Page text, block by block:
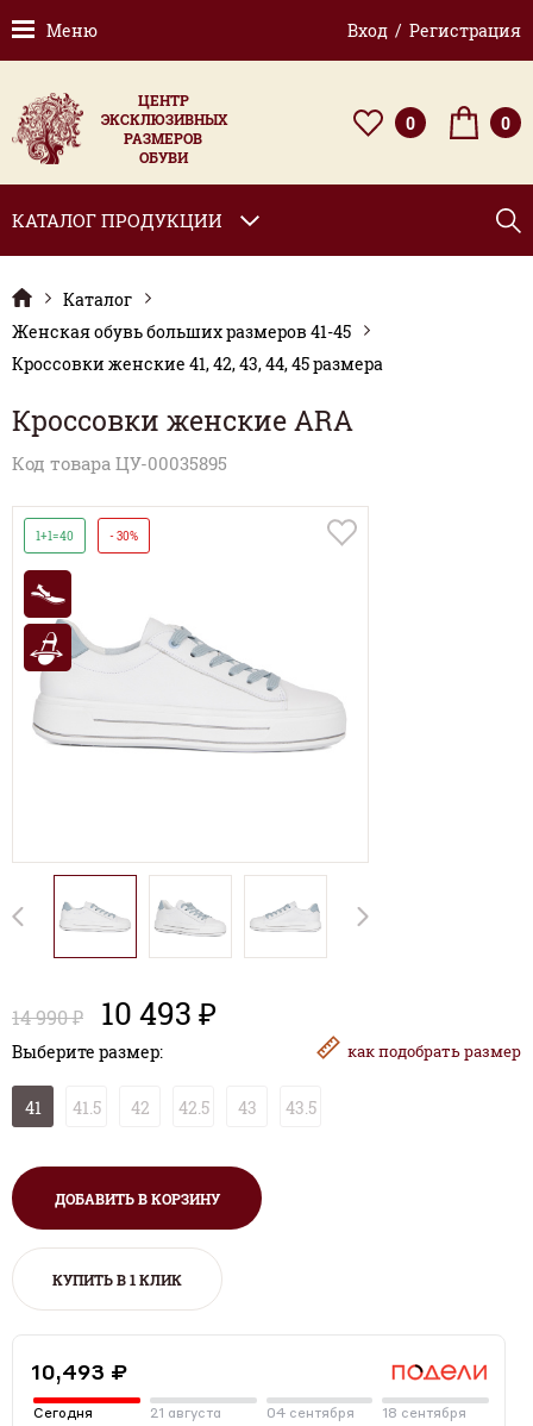
Меню Вход / Регистрация
ЦЕНТР
ЭКСКЛЮЗИВНЫХ
РАЗМЕРОВ
ОБУВИ
0 0
КАТАЛОГ ПРОДУКЦИИ
Каталог
Женская обувь больших размеров 41-45
Кроссовки женские 41, 42, 43, 44, 45 размера
Кроссовки женские ARA
Код товара ЦУ-00035895
1+1=40 - 30%
14 990 ₽ 10 493 ₽
Выберите размер: какподобрать размер
41 41.5 42 42.5 43 43.5
ДОБАВИТЬ В КОРЗИНУ
КУПИТЬ В 1 КЛИК
10,493 ₽
Сегодня 21 августа 04 сентября 18 сентября